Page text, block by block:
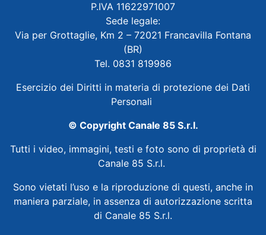
P.IVA 11622971007
Sede legale:
Via per Grottaglie, Km 2 – 72021 Francavilla Fontana
(BR)
Tel. 0831 819986
Esercizio dei Diritti in materia di protezione dei Dati
Personali
© Copyright Canale 85 S.r.l.
Tutti i video, immagini, testi e foto sono di proprietà di
Canale 85 S.r.l.
Sono vietati l’uso e la riproduzione di questi, anche in
maniera parziale, in assenza di autorizzazione scritta
di Canale 85 S.r.l.